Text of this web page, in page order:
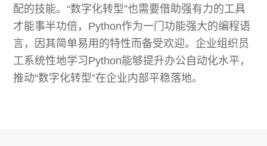
配的技能。“数字化转型”也需要借助强有力的工具
才能事半功倍，Python作为一门功能强大的编程语
言，因其简单易用的特性而备受欢迎。企业组织员
工系统性地学习Python能够提升办公自动化水平，
推动“数字化转型”在企业内部平稳落地。